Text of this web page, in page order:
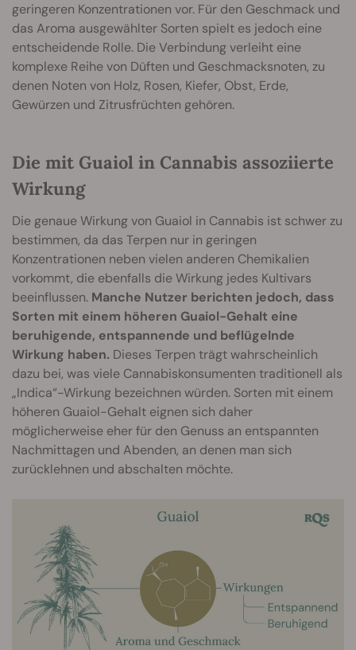
geringeren Konzentrationen vor. Für den Geschmack und
das Aroma ausgewählter Sorten spielt es jedoch eine
entscheidende Rolle. Die Verbindung verleiht eine
komplexe Reihe von Düften und Geschmacksnoten, zu
denen Noten von Holz, Rosen, Kiefer, Obst, Erde,
Gewürzen und Zitrusfrüchten gehören.
Die mit Guaiol in Cannabis assoziierte
Wirkung
Die genaue Wirkung von Guaiol in Cannabis ist schwer zu
bestimmen, da das Terpen nur in geringen
Konzentrationen neben vielen anderen Chemikalien
vorkommt, die ebenfalls die Wirkung jedes Kultivars
beeinflussen. Manche Nutzer berichten jedoch, dass
Sorten mit einem höheren Guaiol-Gehalt eine
beruhigende, entspannende und beflügelnde
Wirkung haben. Dieses Terpen trägt wahrscheinlich
dazu bei, was viele Cannabiskonsumenten traditionell als
„Indica“-Wirkung bezeichnen würden. Sorten mit einem
höheren Guaiol-Gehalt eignen sich daher
möglicherweise eher für den Genuss an entspannten
Nachmittagen und Abenden, an denen man sich
zurücklehnen und abschalten möchte.